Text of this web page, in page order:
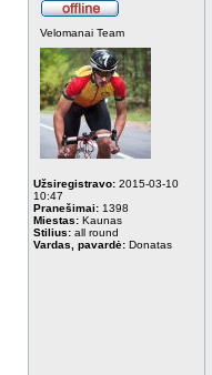
Velomanai Team
Užsiregistravo: 2015-03-10
10:47
Pranešimai: 1398
Miestas: Kaunas
Stilius: all round
Vardas, pavardė: Donatas